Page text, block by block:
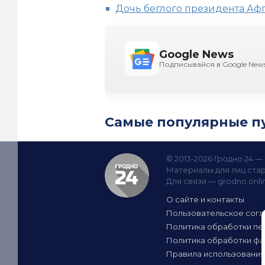
Дочь беглого президента
Google News
Подписывайся в Google
Самые популярные
© 2013-2026 Гродно 24
Материалы для лиц
Для связи —
О сайте и контакты
Пользовательское
Политика обработки
Политика обработки
Правила